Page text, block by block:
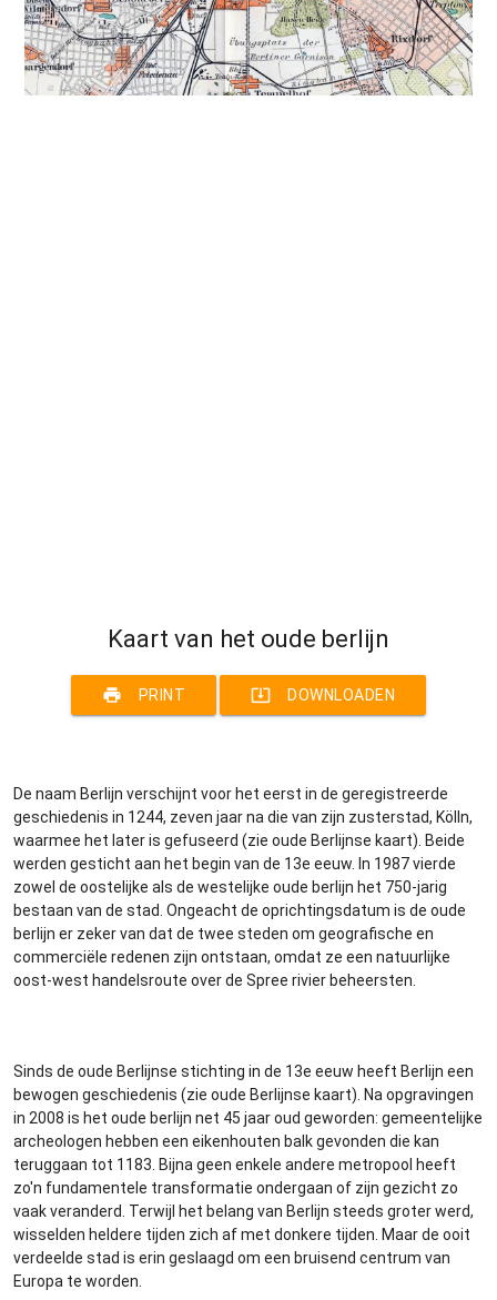
Kaart van het oude berlijn
print PRINT system_update_alt DOWNLOADEN
De naam Berlijn verschijnt voor het eerst in de geregistreerde
geschiedenis in 1244, zeven jaar na die van zijn zusterstad, Kölln,
waarmee het later is gefuseerd (zie oude Berlijnse kaart). Beide
werden gesticht aan het begin van de 13e eeuw. In 1987 vierde
zowel de oostelijke als de westelijke oude berlijn het 750-jarig
bestaan van de stad. Ongeacht de oprichtingsdatum is de oude
berlijn er zeker van dat de twee steden om geografische en
commerciële redenen zijn ontstaan, omdat ze een natuurlijke
oost-west handelsroute over de Spree rivier beheersten.
Sinds de oude Berlijnse stichting in de 13e eeuw heeft Berlijn een
bewogen geschiedenis (zie oude Berlijnse kaart). Na opgravingen
in 2008 is het oude berlijn net 45 jaar oud geworden: gemeentelijke
archeologen hebben een eikenhouten balk gevonden die kan
teruggaan tot 1183. Bijna geen enkele andere metropool heeft
zo'n fundamentele transformatie ondergaan of zijn gezicht zo
vaak veranderd. Terwijl het belang van Berlijn steeds groter werd,
wisselden heldere tijden zich af met donkere tijden. Maar de ooit
verdeelde stad is erin geslaagd om een bruisend centrum van
Europa te worden.